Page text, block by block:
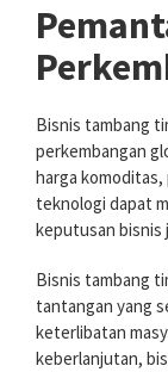
Bisnis tambang
perkembangan
harga
teknologi dapat
keputusan bisnis
Bisnis tambang
tantangan yang
keterlibatan
keberlanjutan,